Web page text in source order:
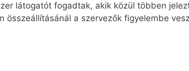
látogatót fogadtak, akik közül többen
összeállításánál a szervezők figyelembe